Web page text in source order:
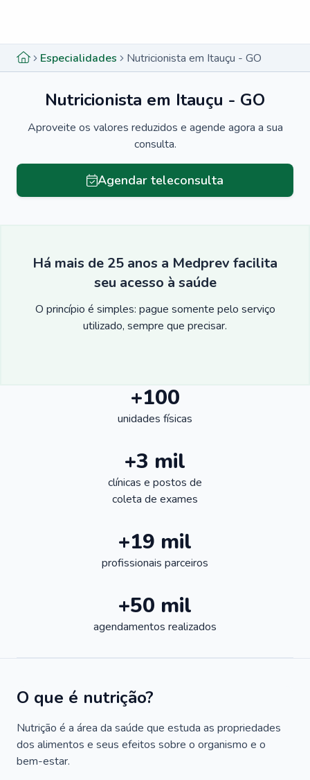
Especialidades Nutricionista em Itauçu - GO
Nutricionista em Itauçu - GO
Aproveite os valores reduzidos e agende agora a sua
consulta.
Agendar teleconsulta
Há mais de 25 anos a Medprev facilita
seu acesso à saúde
O princípio é simples: pague somente pelo serviço
utilizado, sempre que precisar.
+100
unidades físicas
+3 mil
clínicas e postos de
coleta de exames
+19 mil
profissionais parceiros
+50 mil
agendamentos realizados
O que é nutrição?
Nutrição é a área da saúde que estuda as propriedades
dos alimentos e seus efeitos sobre o organismo e o
bem-estar.